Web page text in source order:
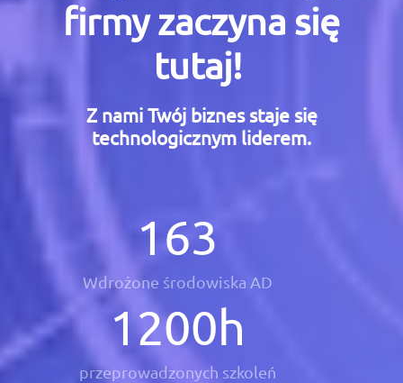
firmy zaczyna się
tutaj!
Z nami Twój biznes staje się
technologicznym liderem.
163
Wdrożone środowiska AD
1200h
przeprowadzonych szkoleń